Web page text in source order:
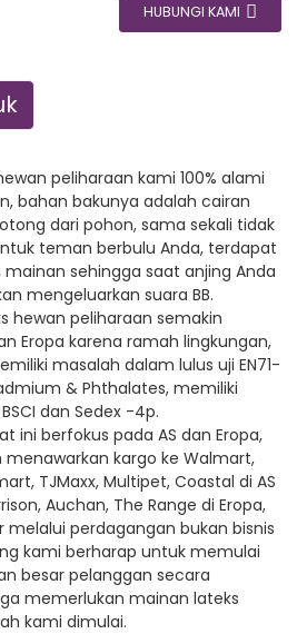
HUBUNGI KAMI
peliharaan kami 100% alami
bahan bakunya adalah cairan
dari pohon, sama sekali tidak
teman berbulu Anda, terdapat
mainan sehingga saat anjing Anda
mengeluarkan suara BB.
hewan peliharaan semakin
Eropa karena ramah lingkungan,
masalah dalam lulus uji EN71-
& Phthalates, memiliki
dan Sedex -4p.
ini berfokus pada AS dan Eropa,
kargo ke Walmart,
TJMaxx, Multipet, Coastal di AS
Auchan, The Range di Eropa,
melalui perdagangan bukan bisnis
kami berharap untuk memulai
besar pelanggan secara
memerlukan mainan lateks
kami dimulai.